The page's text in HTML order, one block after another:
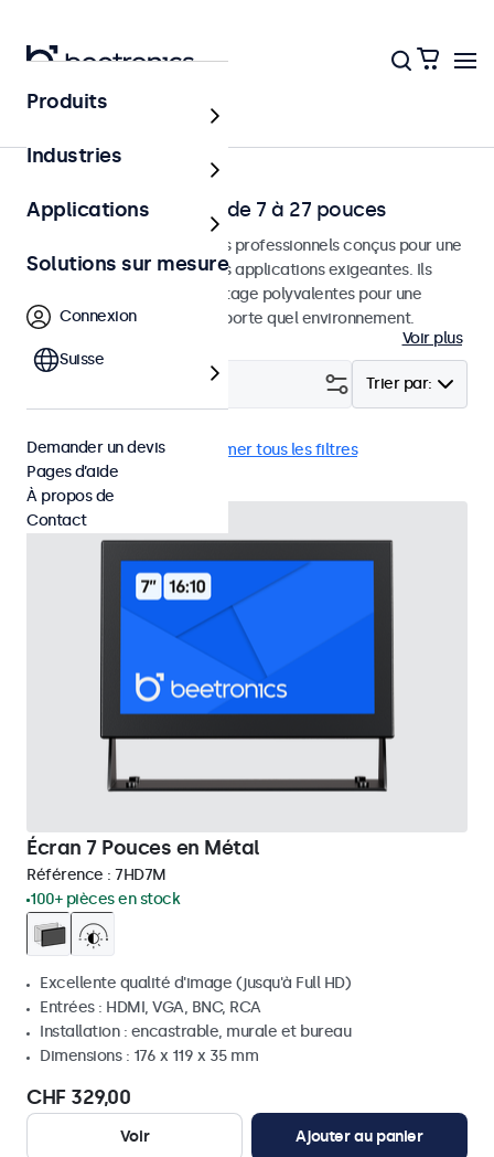
Solutions
Écrans Professionels de 7 à 27 pouces
Moniteurs et écrans tactiles professionnels conçus pour une
utilisation continue dans des applications exigeantes. Ils
disposent d'options de montage polyvalentes pour une
intégration facile dans n'importe quel environnement.
Voir plus
Trier par:
HDMI 7 pouces Supprimer tous les filtres
Écran 7 Pouces en Métal
Référence : 7HD7M
100+ pièces en stock
Excellente qualité d'image (jusqu'à Full HD)
Entrées : HDMI, VGA, BNC, RCA
Installation : encastrable, murale et bureau
Dimensions : 176 x 119 x 35 mm
CHF 329,00
Voir Ajouter au panier
Produits
Industries
Applications
Solutions sur mesure
Connexion
Suisse
Demander un devis
Pages d’aide
À propos de
Contact